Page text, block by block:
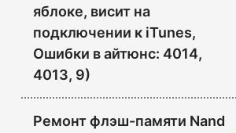
яблоке, висит на
подключении к iTunes,
Ошибки в айтюнс: 4014,
4013, 9)
Ремонт флэш-памяти Nand